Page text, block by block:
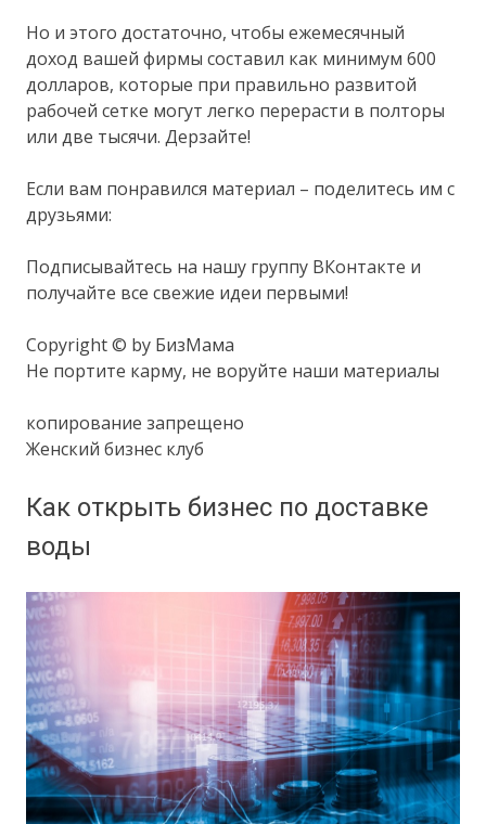
Но и этого достаточно, чтобы ежемесячный
доход вашей фирмы составил как минимум 600
долларов, которые при правильно развитой
рабочей сетке могут легко перерасти в полторы
или две тысячи. Дерзайте!
Если вам понравился материал – поделитесь им с
друзьями:
Подписывайтесь на нашу группу ВКонтакте и
получайте все свежие идеи первыми!
Copyright © by БизМама
Не портите карму, не воруйте наши материалы
копирование запрещено
Женский бизнес клуб
Как открыть бизнес по доставке
воды